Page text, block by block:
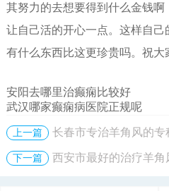
其努力的去想要得到什么金钱
让自己活的开心一点。这样自
有什么东西比这更珍贵吗。祝大
安阳去哪里治癫痫比较好
武汉哪家癫痫病医院正规呢
上一篇 长春市专治羊角风的专
下一篇 西安市最好的治疗羊角